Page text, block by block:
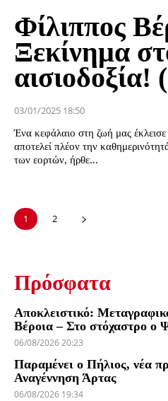
Φίλιππος
Ξεκίνημα
03/01/2025 18:50
Ένα κεφάλαιο στη ζωή μας
αποτελεί πλέον την
των εορτών, ήρθε...
1 2
Πρόσφατα
Αποκλειστικό:
Βέροια – Στο στόχαστρο ο
06/08/2026 20:23
Παραμένει ο Πήλιος, νέα
Αναγέννηση Άρτας
06/08/2026 19:34